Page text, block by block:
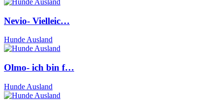
Nevio- Vielleic…
Hunde Ausland
Olmo- ich bin f…
Hunde Ausland